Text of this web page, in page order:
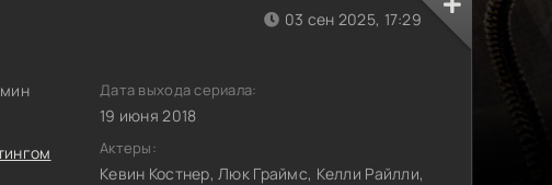
03 сен 2025, 17:29
Дата выхода сериала:
19 июня 2018
Актеры:
Кевин Костнер, Люк Граймс, Келли Райлли,